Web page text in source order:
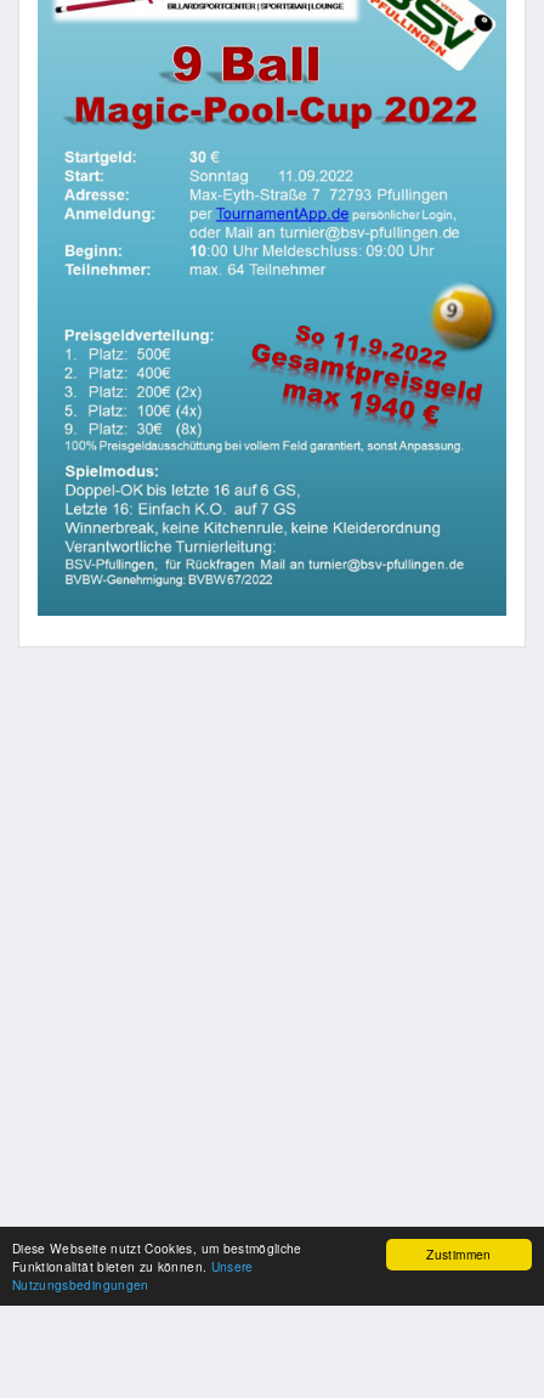
Zustimmen
Diese Webseite nutzt Cookies, um bestmögliche
Funktionalität bieten zu können. Unsere
Nutzungsbedingungen